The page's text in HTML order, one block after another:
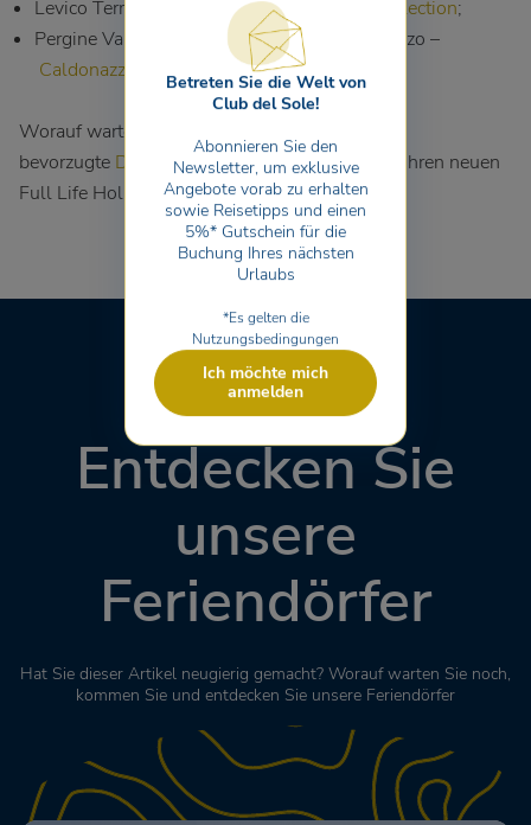
Levico Terme – Due Laghi Levico Family Collection;
Pergine Valsugana, San Cristoforo, Caldonazzo –
Caldonazzo Family Collection.
Worauf warten Sie noch? Wählen Sie Ihre
bevorzugte Destinationund buchen Sie gleich Ihren neuen
Full Life Holiday Club del Sole!
Entdecken Sie
unsere
Feriendörfer
Hat Sie dieser Artikel neugierig gemacht? Worauf warten Sie noch,
kommen Sie und entdecken Sie unsere Feriendörfer
Betreten Sie die Welt von
Club del Sole!
Abonnieren Sie den
Newsletter, um exklusive
Angebote vorab zu erhalten
sowie Reisetipps und einen
5%* Gutschein für die
Buchung Ihres nächsten
Urlaubs
*Es gelten die
Nutzungsbedingungen
Ich möchte mich
anmelden